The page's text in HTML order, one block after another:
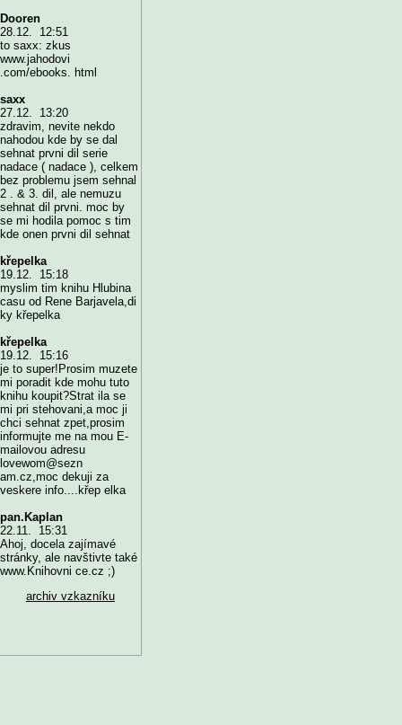
Dooren
28.12. 12:51
to saxx: zkus
www.jahodovi
.com/ebooks. html
saxx
27.12. 13:20
zdravim, nevite nekdo
nahodou kde by se dal
sehnat prvni dil serie
nadace ( nadace ), celkem
bez problemu jsem sehnal
2 . & 3. dil, ale nemuzu
sehnat dil prvni. moc by
se mi hodila pomoc s tim
kde onen prvni dil sehnat
křepelka
19.12. 15:18
myslim tim knihu Hlubina
casu od Rene Barjavela,di
ky křepelka
křepelka
19.12. 15:16
je to super!Prosim muzete
mi poradit kde mohu tuto
knihu koupit?Strat ila se
mi pri stehovani,a moc ji
chci sehnat zpet,prosim
informujte me na mou E-
mailovou adresu
lovewom@sezn
am.cz,moc dekuji za
veskere info....křep elka
pan.Kaplan
22.11. 15:31
Ahoj, docela zajímavé
stránky, ale navštivte také
www.Knihovni ce.cz ;)
archiv vzkazníku